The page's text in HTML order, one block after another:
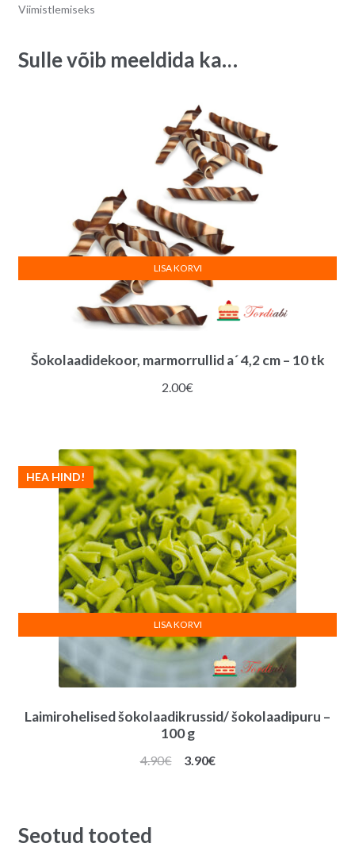
1
quantity
:
Viimistlemiseks
Sulle võib meeldida ka…
Šokolaadidekoor, marmorrullid a´ 4,2 cm – 10 tk
2.00€
LISA KORVI
Laimirohelised šokolaadikrussid/ šokolaadipuru –
100 g
HEA HIND!
4.90€
Algne
3.90€Praegune
LISA KORVI
Seotud tooted